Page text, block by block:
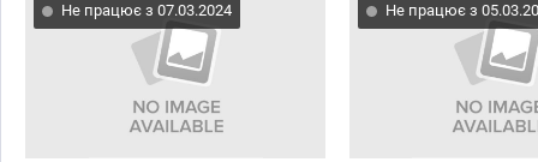
Не працює з 07.03.2024 Не працює з